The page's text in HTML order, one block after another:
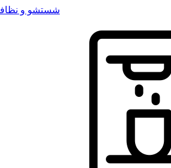
شستشو و